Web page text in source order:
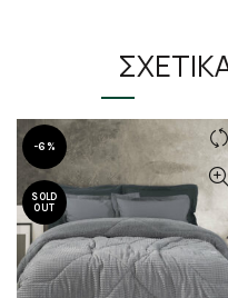
επιλεγούν
στη
σελίδα
του
προϊόντος
-6%
SOLD
OUT